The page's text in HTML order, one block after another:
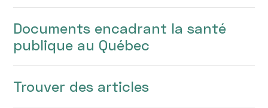
Documents encadrant la santé
publique au Québec
Trouver des articles